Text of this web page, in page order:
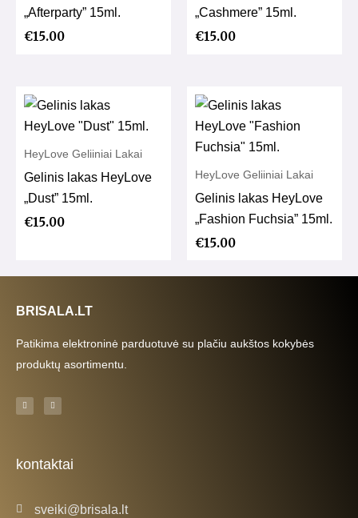
„Afterparty” 15ml.
€15.00
„Cashmere” 15ml.
€15.00
HeyLove Geliiniai Lakai
Gelinis lakas HeyLove
„Dust” 15ml.
€15.00
HeyLove Geliiniai Lakai
Gelinis lakas HeyLove
„Fashion Fuchsia” 15ml.
€15.00
BRISALA.LT
Patikima elektroninė parduotuvė su plačiu aukštos kokybės
produktų asortimentu.
F
a
c
-
f
I
n
s
m
kontaktai
sveiki@brisala.lt